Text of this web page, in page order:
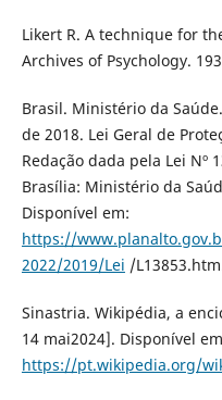
Likert R. A technique for
Archives of Psychology.
Brasil. Ministério da
de 2018. Lei Geral de
Redação dada pela Lei Nº
Brasília: Ministério da
Disponível em:
https://
2022/2019/Lei /
Sinastria. Wikipédia, a
14 mai2024]. Disponível
https://pt.wikipedia.org/